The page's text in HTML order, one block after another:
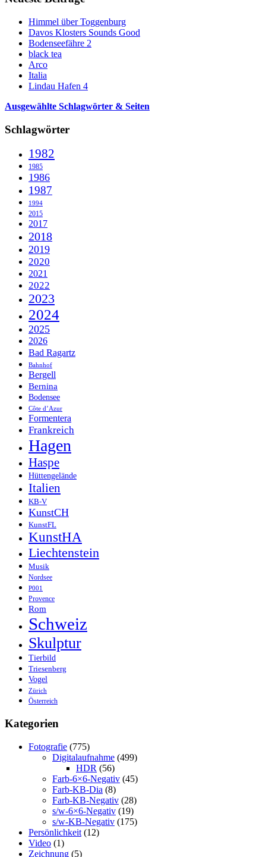
Himmel über Toggenburg
Davos Klosters Sounds Good
Bodenseefähre 2
black tea
Arco
Italia
Lindau Hafen 4
Ausgewählte Schlagwörter & Seiten
Schlagwörter
1982
1985
1986
1987
1994
2015
2017
2018
2019
2020
2021
2022
2023
2024
2025
2026
Bad Ragartz
Bahnhof
Bergell
Bernina
Bodensee
Côte d’Azur
Formentera
Frankreich
Hagen
Haspe
Hüttengelände
Italien
KB-V
KunstCH
KunstFL
KunstHA
Liechtenstein
Musik
Nordsee
P001
Provence
Rom
Schweiz
Skulptur
Tierbild
Triesenberg
Vogel
Zürich
Österreich
Kategorien
Fotografie (775)
Digitalaufnahme (499)
HDR (56)
Farb-6×6-Negativ (45)
Farb-KB-Dia (8)
Farb-KB-Negativ (28)
s/w-6×6-Negativ (19)
s/w-KB-Negativ (175)
Persönlichkeit (12)
Video (1)
Zeichnung (5)